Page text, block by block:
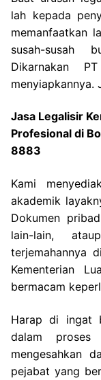
lah kepada
memanfaatkan
susah-susah
Dikarnakan
menyiapkannya.
Jasa Legalisir
Profesional di
8883
Kami
akademik
Dokumen
lain-lain,
terjemahannya
Kementerian
bermacam
Harap di ingat
dalam proses
mengesahkan
pejabat yang